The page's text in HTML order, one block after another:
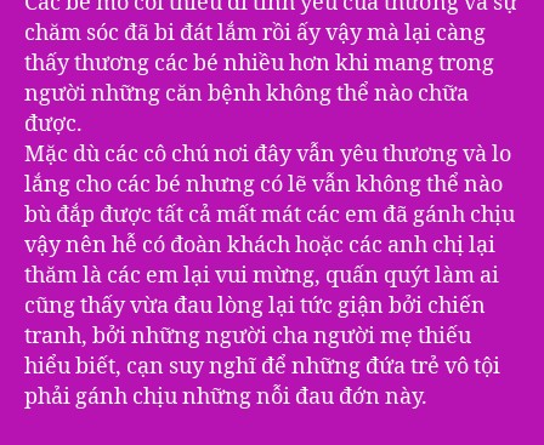
chăm sóc đã bi đát lắm rồi ấy vậy mà lại càng
thấy thương các bé nhiều hơn khi mang trong
người những căn bệnh không thể nào chữa
được.
Mặc dù các cô chú nơi đây vẫn yêu thương và lo
lắng cho các bé nhưng có lẽ vẫn không thể nào
bù đắp được tất cả mất mát các em đã gánh chịu
vậy nên hễ có đoàn khách hoặc các anh chị lại
thăm là các em lại vui mừng, quấn quýt làm ai
cũng thấy vừa đau lòng lại tức giận bởi chiến
tranh, bởi những người cha người mẹ thiếu
hiểu biết, cạn suy nghĩ để những đứa trẻ vô tội
phải gánh chịu những nỗi đau đớn này.